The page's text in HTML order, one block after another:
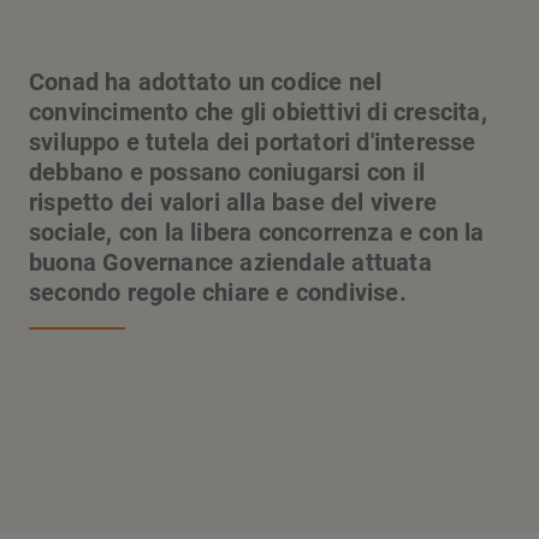
Conad ha adottato un codice nel
convincimento che gli obiettivi di crescita,
sviluppo e tutela dei portatori d'interesse
debbano e possano coniugarsi con il
rispetto dei valori alla base del vivere
sociale, con la libera concorrenza e con la
buona Governance aziendale attuata
secondo regole chiare e condivise.